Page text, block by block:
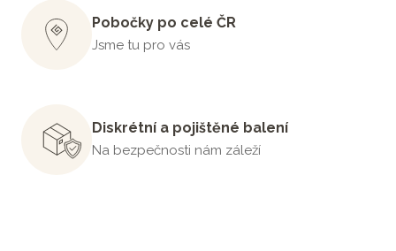
Pobočky po celé ČR
Jsme tu pro vás
Diskrétní a pojištěné balení
Na bezpečnosti nám záleží